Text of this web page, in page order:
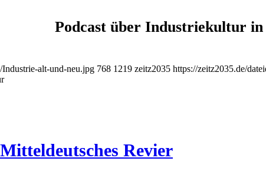
Podcast über Industriekultur in
alt-und-neu.jpg 768 1219 zeitz2035 https://zeitz2035.de/
Revier